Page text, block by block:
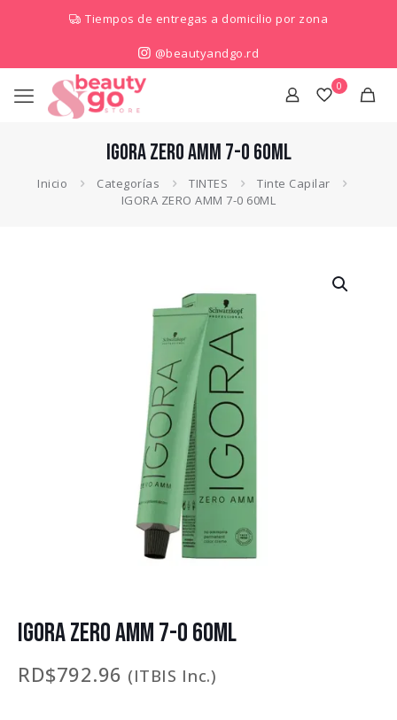
Tiempos de entregas a domicilio por zona
@beautyandgo.rd
0
IGORA ZERO AMM 7-0 60ML
Inicio Categorías TINTES
Tinte Capilar
IGORA ZERO AMM 7-0 60ML
IGORA ZERO AMM 7-0 60ML
RD$792.96 (ITBIS Inc.)